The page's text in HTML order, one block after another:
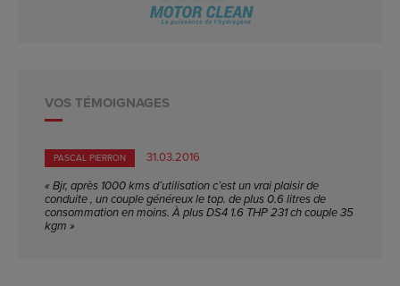
VOS TÉMOIGNAGES
PASCAL PIERRON
31.03.2016
« Bjr, après 1000 kms d’utilisation c’est un vrai plaisir de
conduite , un couple généreux le top. de plus 0.6 litres de
consommation en moins. À plus DS4 1.6 THP 231 ch couple 35
kgm »